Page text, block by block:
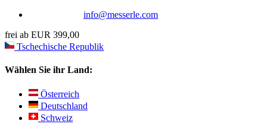
info@messerle.com
frei ab EUR 399,00
Tschechische Republik
Wählen Sie ihr Land:
Österreich
Deutschland
Schweiz